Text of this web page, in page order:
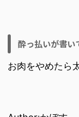
酔っ払いが書い
お肉をやめたら